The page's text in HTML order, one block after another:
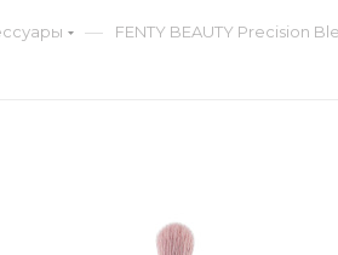
— FENTY BEAUTY Precision